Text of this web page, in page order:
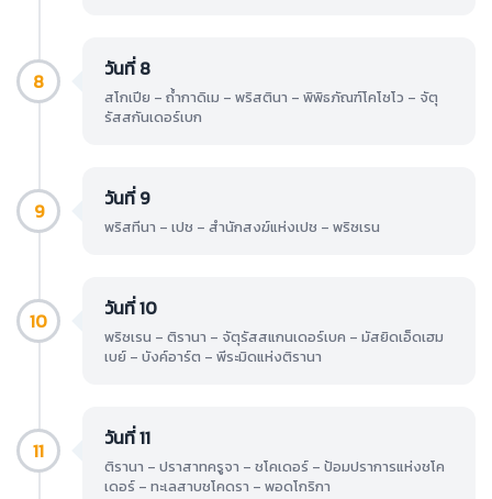
8 วันที่ 8
สโกเปีย – ถ้ำกาดิเม – พริสตินา – พิพิธภัณฑ์โคโซโว – จัตุ
รัสสกันเดอร์เบก
9 วันที่ 9
พริสทีนา – เปช – สำนักสงฆ์แห่งเปช – พริซเรน
10 วันที่ 10
พริซเรน – ติรานา – จัตุรัสสแกนเดอร์เบค – มัสยิดเอ็ดเฮม
เบย์ – บังค์อาร์ต – พีระมิดแห่งติรานา
11 วันที่ 11
ติรานา – ปราสาทครูจา – ชโคเดอร์ – ป้อมปราการแห่งชโค
เดอร์ – ทะเลสาบชโคดรา – พอดโกริกา